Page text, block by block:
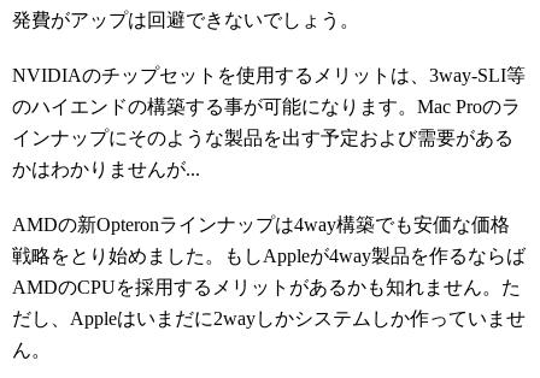
発費がアップは回避できないでしょう。
NVIDIAのチップセットを使用するメリットは、3way-SLI等
のハイエンドの構築する事が可能になります。Mac Proのラ
インナップにそのような製品を出す予定および需要がある
かはわかりませんが...
AMDの新Opteronラインナップは4way構築でも安価な価格
戦略をとり始めました。もしAppleが4way製品を作るならば
AMDのCPUを採用するメリットがあるかも知れません。た
だし、Appleはいまだに2wayしかシステムしか作っていませ
ん。